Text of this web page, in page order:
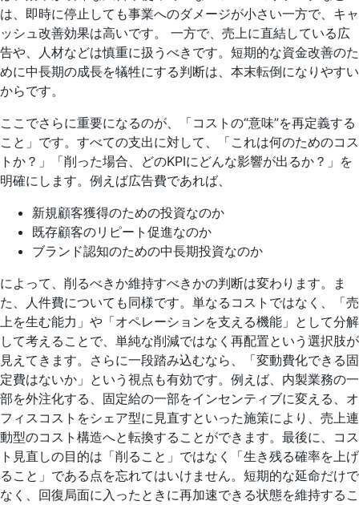
は、即時に停止しても事業へのダメージが小さい一方で、キャ
ッシュ改善効果は高いです。 一方で、売上に直結している広
告や、人材などは慎重に扱うべきです。短期的な資金改善のた
めに中長期の成長を犠牲にする判断は、本末転倒になりやすい
からです。
ここでさらに重要になるのが、「コストの“意味”を再定義する
こと」です。すべての支出に対して、「これは何のためのコス
トか？」「削った場合、どのKPIにどんな影響が出るか？」を
明確にします。例えば広告費であれば、
新規顧客獲得のための投資なのか
既存顧客のリピート促進なのか
ブランド認知のための中長期投資なのか
によって、削るべきか維持すべきかの判断は変わります。ま
た、人件費についても同様です。単なるコストではなく、「売
上を生む能力」や「オペレーションを支える機能」として分解
して考えることで、単純な削減ではなく再配置という選択肢が
見えてきます。さらに一段踏み込むなら、「変動費化できる固
定費はないか」という視点も有効です。例えば、内製業務の一
部を外注化する、固定給の一部をインセンティブに変える、オ
フィスコストをシェア型に見直すといった施策により、売上連
動型のコスト構造へと転換することができます。最後に、コス
ト見直しの目的は「削ること」ではなく「生き残る確率を上げ
ること」である点を忘れてはいけません。短期的な延命だけで
なく、回復局面に入ったときに再加速できる状態を維持するこ